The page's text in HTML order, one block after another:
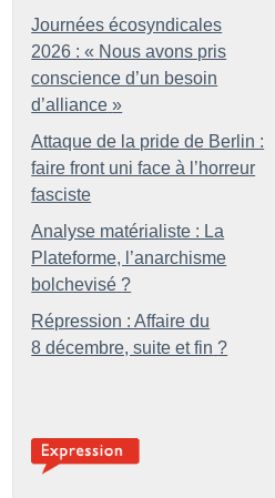
Journées écosyndicales
2026 : « Nous avons pris
conscience d’un besoin
d’alliance »
Attaque de la pride de Berlin :
faire front uni face à l’horreur
fasciste
Analyse matérialiste : La
Plateforme, l’anarchisme
bolchevisé ?
Répression : Affaire du
8 décembre, suite et fin ?